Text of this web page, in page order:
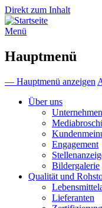
Direkt zum Inhalt
Menü
Hauptmenü
— Hauptmenü anzeigen
Über uns
Engagement
Bildergalerie
Qualität und
Lieferanten